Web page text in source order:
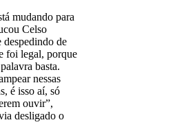
mudando para
Celso
despedindo de
foi legal, porque
basta.
nessas
é isso aí, só
ouvir”,
desligado o